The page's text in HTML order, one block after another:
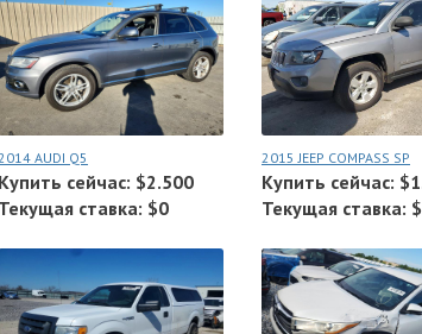
AUDI Q5
Купить сейчас: $2.500
Текущая ставка: $0
2015 JEEP COMPASS SP
Купить сейчас:
Текущая ставка: